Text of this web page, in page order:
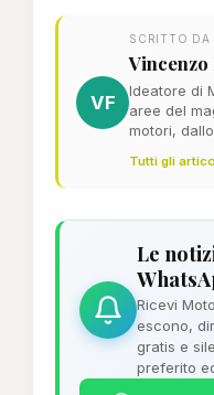
VF
SCRITTO DA
Ideatore di
aree del
motori,
Tutti gli
Le
Ricevi
escono,
gratis e
preferito